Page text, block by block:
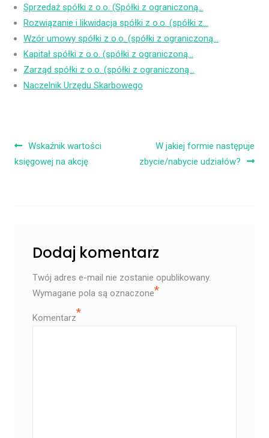
Sprzedaż spółki z o.o. (Spółki z ograniczoną…
Rozwiązanie i likwidacja spółki z o.o. (spółki z…
Wzór umowy spółki z o.o. (spółki z ograniczoną…
Kapitał spółki z o.o. (spółki z ograniczoną…
Zarząd spółki z o.o. (spółki z ograniczoną…
Naczelnik Urzędu Skarbowego
Nawigacja wpisu
Wskaźnik wartości
księgowej na akcję
W jakiej formie następuje
zbycie/nabycie udziałów?
Dodaj komentarz
Twój adres e-mail nie zostanie opublikowany.
Wymagane pola są oznaczone*
Komentarz*